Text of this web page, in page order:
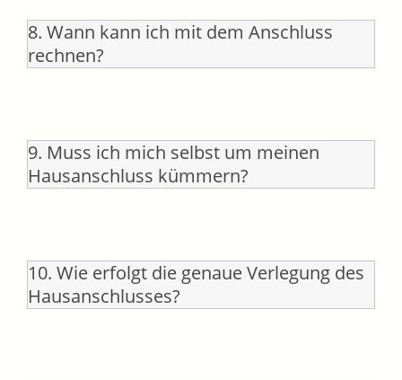
8. Wann kann ich mit dem Anschluss
rechnen?
9. Muss ich mich selbst um meinen
Hausanschluss kümmern?
10. Wie erfolgt die genaue Verlegung des
Hausanschlusses?